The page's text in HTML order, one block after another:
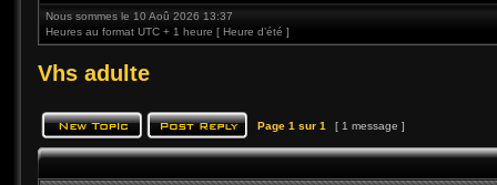
Nous sommes le 10 Aoû 2026 13:37
Heures au format UTC + 1 heure [ Heure d’été ]
Vhs adulte
Page 1 sur 1 [ 1 message ]